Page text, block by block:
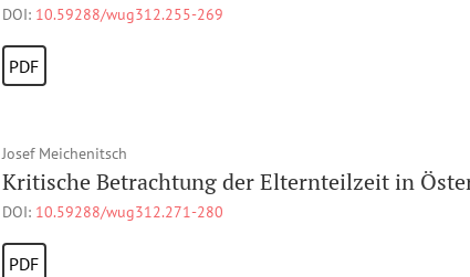
DOI: 10.59288/wug312.255-269
PDF
Josef Meichenitsch
Kritische Betrachtung der Elternteilzeit in
DOI: 10.59288/wug312.271-280
PDF